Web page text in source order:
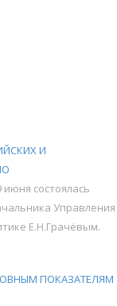
И
состоялась
Управления
Е.Н.Грачёвым.
ПОКАЗАТЕЛЯМ